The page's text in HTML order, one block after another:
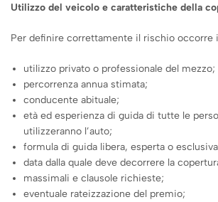
Utilizzo del veicolo e caratteristiche della
Per definire correttamente il rischio occorre
utilizzo privato o professionale del mezzo;
percorrenza annua stimata;
conducente abituale;
età ed esperienza di guida di tutte le
utilizzeranno l’auto;
formula di guida libera, esperta o
data dalla quale deve decorrere la
massimali e clausole richieste;
eventuale rateizzazione del premio;